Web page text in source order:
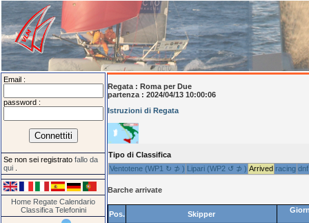
Email :
password :
Se non sei registrato fallo da
qui
Home Regate Calendario
Classifica Telefonini
Regata : Roma per Due
partenza : 2024/04/13 10:00:06
Istruzioni di Regata
Tipo di Classifica
Ventotene (WP1 ↻ ⊅ ) Lipari (WP2 ↺ ⊅ ) Arrived racing dnf
Barche arrivate
Pos. Skipper